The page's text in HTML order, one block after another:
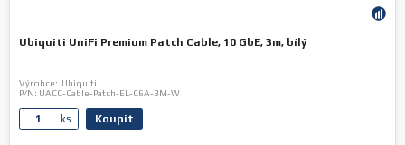
Ubiquiti UniFi Premium Patch Cable, 10 GbE, 3m, bílý
Výrobce: Ubiquiti
P/N: UACC-Cable-Patch-EL-C6A-3M-W
ks. Koupit